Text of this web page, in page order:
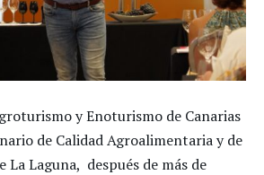
y Enoturismo de Canarias
de Calidad Agroalimentaria y de
La Laguna, después de más de